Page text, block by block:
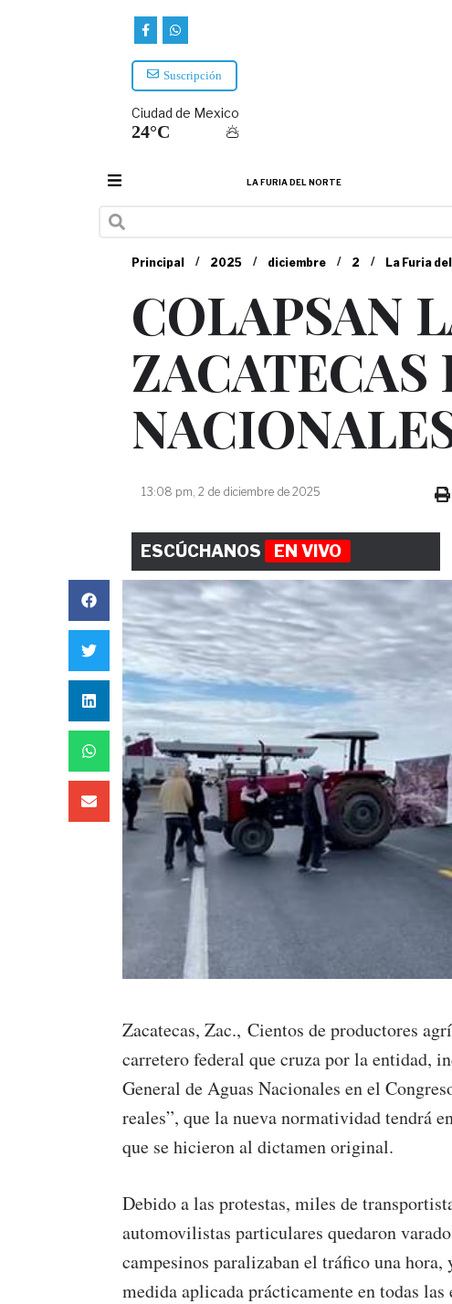
Suscripción
Ciudad de Mexico
24°C
LA FURIA DEL NORTE
Principal / 2025 / diciembre / 2 / La Furia
COLAPSAN
ZACATECAS
13:08 pm, 2 de diciembre de 2025
ESCÚCHANOS EN VIVO
Zacatecas, Zac., Cientos de productores
carretero federal que cruza por la entidad,
General de Aguas Nacionales en el
reales”, que la nueva normatividad tendrá
que se hicieron al dictamen original.
Debido a las protestas, miles de
automovilistas particulares quedaron
campesinos paralizaban el tráfico una
medida aplicada prácticamente en todas